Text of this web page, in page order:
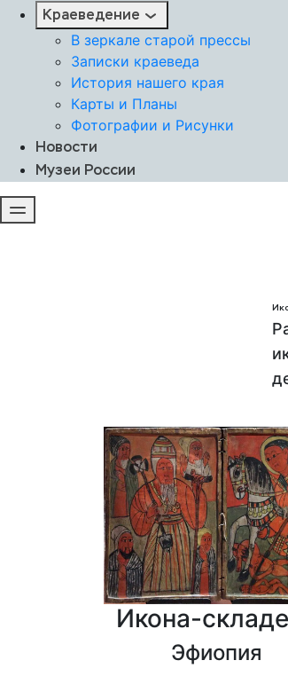
Краеведение
В зеркале старой прессы
Записки краеведа
История нашего края
Карты и Планы
Фотографии и Рисунки
Новости
Музеи России
Икона-
Эфиопия